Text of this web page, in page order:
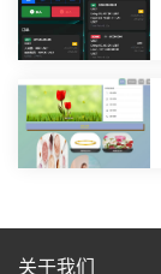
关于我们